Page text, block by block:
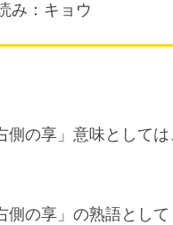
み：キョウ
側の享」意味として
側の享」の熟語とし